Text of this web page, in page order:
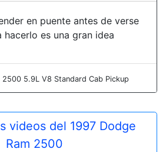
en puente antes de verse
hacerlo es una gran idea
2500 5.9L V8 Standard Cab Pickup
videos del 1997 Dodge
Ram 2500